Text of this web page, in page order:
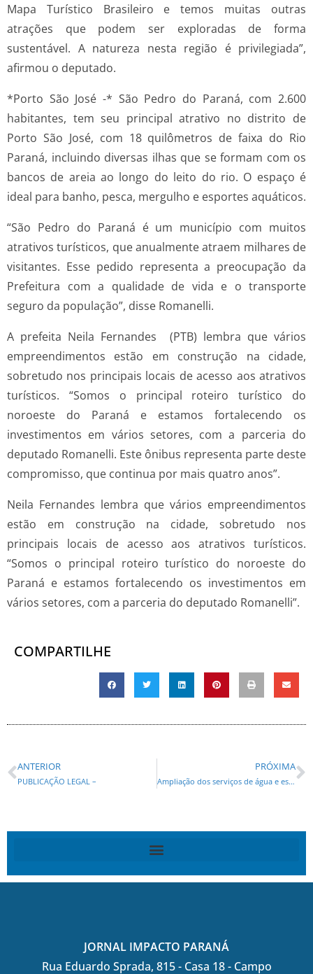
Mapa Turístico Brasileiro e temos muitas outras
atrações que podem ser exploradas de forma
sustentável. A natureza nesta região é privilegiada”,
afirmou o deputado.
*Porto São José -* São Pedro do Paraná, com 2.600
habitantes, tem seu principal atrativo no distrito de
Porto São José, com 18 quilômetros de faixa do Rio
Paraná, incluindo diversas ilhas que se formam com os
bancos de areia ao longo do leito do rio. O espaço é
ideal para banho, pesca, mergulho e esportes aquáticos.
“São Pedro do Paraná é um município com muitos
atrativos turísticos, que anualmente atraem milhares de
visitantes. Esse pedido representa a preocupação da
Prefeitura com a qualidade de vida e o transporte
seguro da população”, disse Romanelli.
A prefeita Neila Fernandes (PTB) lembra que vários
empreendimentos estão em construção na cidade,
sobretudo nos principais locais de acesso aos atrativos
turísticos. “Somos o principal roteiro turístico do
noroeste do Paraná e estamos fortalecendo os
investimentos em vários setores, com a parceria do
deputado Romanelli. Este ônibus representa parte deste
compromisso, que continua por mais quatro anos”.
Neila Fernandes lembra que vários empreendimentos
estão em construção na cidade, sobretudo nos
principais locais de acesso aos atrativos turísticos.
“Somos o principal roteiro turístico do noroeste do
Paraná e estamos fortalecendo os investimentos em
vários setores, com a parceria do deputado Romanelli”.
COMPARTILHE
ANTERIOR
PUBLICAÇÃO LEGAL –
PRÓXIMA
Ampliação dos serviços de água e esgoto são fundamentais para Loanda, diz Romanelli
JORNAL IMPACTO PARANÁ
Rua Eduardo Sprada, 815 - Casa 18 - Campo